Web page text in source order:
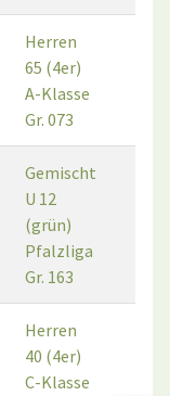
Herren
65 (4er)
A-Klasse
Gr. 073
Gemischt
U 12
(grün)
Pfalzliga
Gr. 163
Herren
40 (4er)
C-Klasse